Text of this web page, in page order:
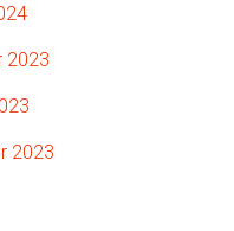
2023
2023